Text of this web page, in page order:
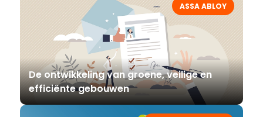
ASSA ABLOY
De ontwikkeling van groene, veilige en
efficiënte gebouwen